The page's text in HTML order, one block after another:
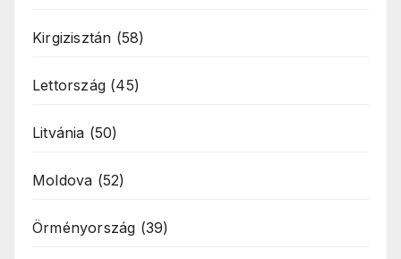
Kirgizisztán (58)
Lettország (45)
Litvánia (50)
Moldova (52)
Örményország (39)